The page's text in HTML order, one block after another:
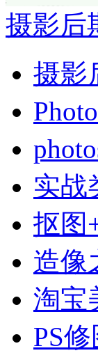
摄影后
摄影
实战
抠图
造像
淘宝
PS